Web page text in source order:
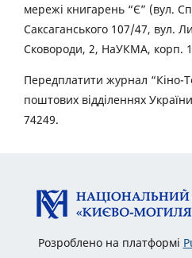
мережі книгарень “Є” (вул.
Саксаганського 107/47, вул.
Сковороди, 2, НаУКМА, корп.
Передплатити журнал “Кіно-
поштових відділеннях
74249.
Розроблено на платформі